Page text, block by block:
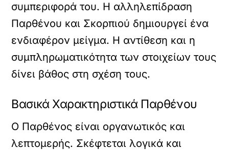
συμπεριφορά του. Η αλληλεπίδραση
Παρθένου και Σκορπιού δημιουργεί ένα
ενδιαφέρον μείγμα. Η αντίθεση και η
συμπληρωματικότητα των στοιχείων τους
δίνει βάθος στη σχέση τους.
Βασικά Χαρακτηριστικά Παρθένου
Ο Παρθένος είναι οργανωτικός και
λεπτομερής. Σκέφτεται λογικά και